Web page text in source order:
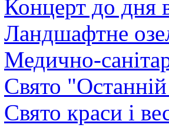
Концерт до дня
Ландшафтне
Медично-
Свято
Свято краси і